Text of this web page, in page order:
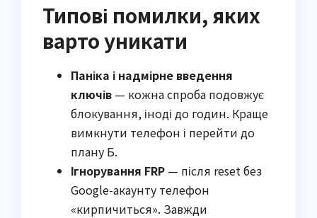
Типові помилки, яких
варто уникати
Паніка і надмірне введення
ключів — кожна спроба подовжує
блокування, іноді до годин. Краще
вимкнути телефон і перейти до
плану Б.
Ігнорування FRP — після reset без
Google-акаунту телефон
«кирпичиться». Завжди